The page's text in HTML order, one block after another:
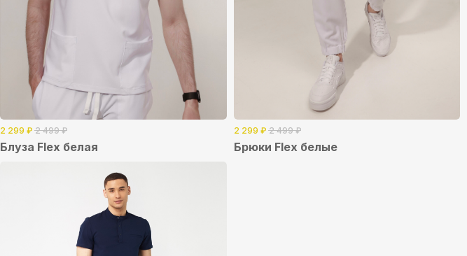
2 299 ₽ 2 499 ₽
Блуза Flex белая
2 299 ₽ 2 499 ₽
Брюки Flex белые